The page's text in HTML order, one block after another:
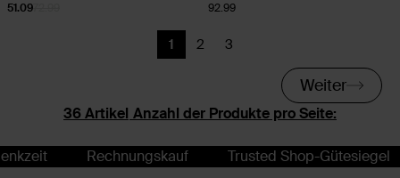
51.09 92.99
Anzahl der Produkte pro Seite:
Aktuelle Seite
1
Zurück
2
Zurück
3
Weiter
Rechnungskauf Trusted Shop-Gütesiegel 14